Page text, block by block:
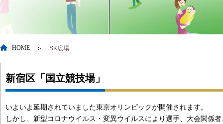
HOME SK広場
新宿区「国立競技場」
いよいよ延期されていました東京オリンピックが開催されます。
しかし、新型コロナウイルス・変異ウイルスにより選手、大会関係